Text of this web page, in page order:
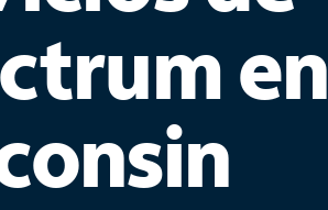
en